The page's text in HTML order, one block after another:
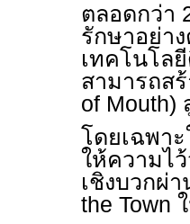
ตลอดกว่า
รักษาอย่า
เทคโนโล
สามารถส
of Mouth)
โดยเฉพา
ให้ความไ
เชิงบวกผ่
the Town